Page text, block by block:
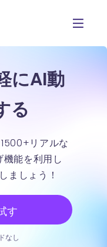
にAI動
る
リアルな
能を利用し
ましょう！
す
なし